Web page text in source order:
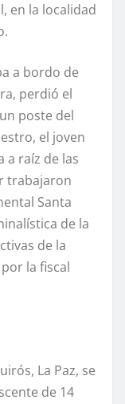
en la localidad
a bordo de
perdió el
poste del
el joven
a raíz de las
trabajaron
Santa
de la
de la
la fiscal
La Paz, se
de 14